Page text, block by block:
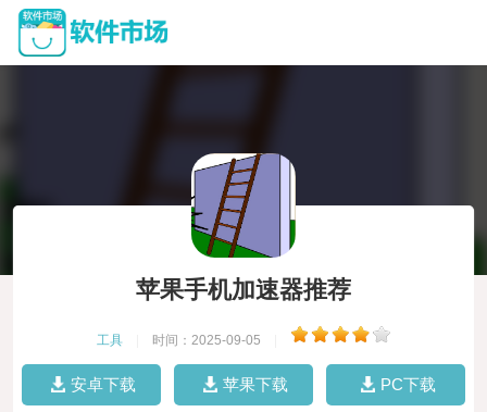
苹果手机加速器推荐
工具 时间：2025-09-05
安卓下载 苹果下载 PC下载